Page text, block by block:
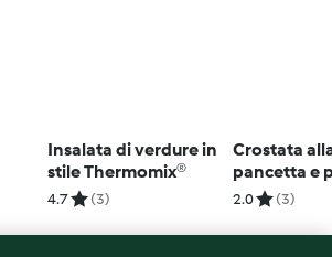
Insalata di verdure in
stile Thermomix®
4.7 (3)
Crostata
pancetta e
2.0 (3)